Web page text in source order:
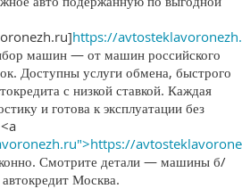
https://
машин — от машин российского
Доступны услуги обмена, быстрого
с низкой ставкой. Каждая
и готова к эксплуатации без
Смотрите детали — машины б/
Москва.